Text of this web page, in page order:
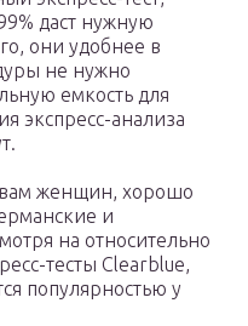
даст нужную
они удобнее в
не нужно
емкость для
экспресс-анализа
женщин, хорошо
и
на относительно
тесты Clearblue,
популярностью у